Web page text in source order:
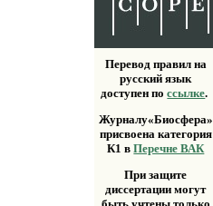
Перевод правил на
русский язык
доступен поссылке.
Журналу«Биосфера»
присвоена категория
К1 вПеречне ВАК
При защите
диссертации могут